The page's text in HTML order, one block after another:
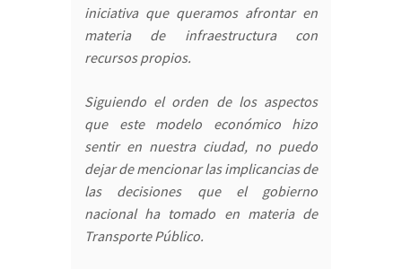
iniciativa que queramos afrontar en
materia de infraestructura con
recursos propios.
Siguiendo el orden de los aspectos
que este modelo económico hizo
sentir en nuestra ciudad, no puedo
dejar de mencionar las implicancias de
las decisiones que el gobierno
nacional ha tomado en materia de
Transporte Público.